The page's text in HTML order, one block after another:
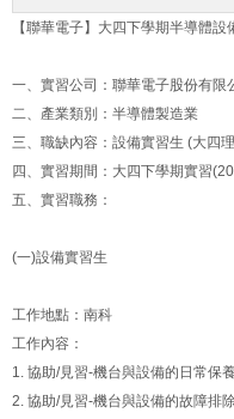
【聯華電子】大四下學期半導體
一、實習公司：聯華電子股份有限
二、產業類別：半導體製造業
三、職缺內容：設備實習生 (大四
四、實習期間：大四下學期實習
五、實習職務：
(一)設備實習生
工作地點：南科
工作內容：
1. 協助/見習-機台與設備的日常保
2. 協助/見習-機台與設備的故障排